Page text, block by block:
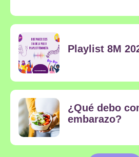
Playlist 8M
¿Qué debo
embarazo?